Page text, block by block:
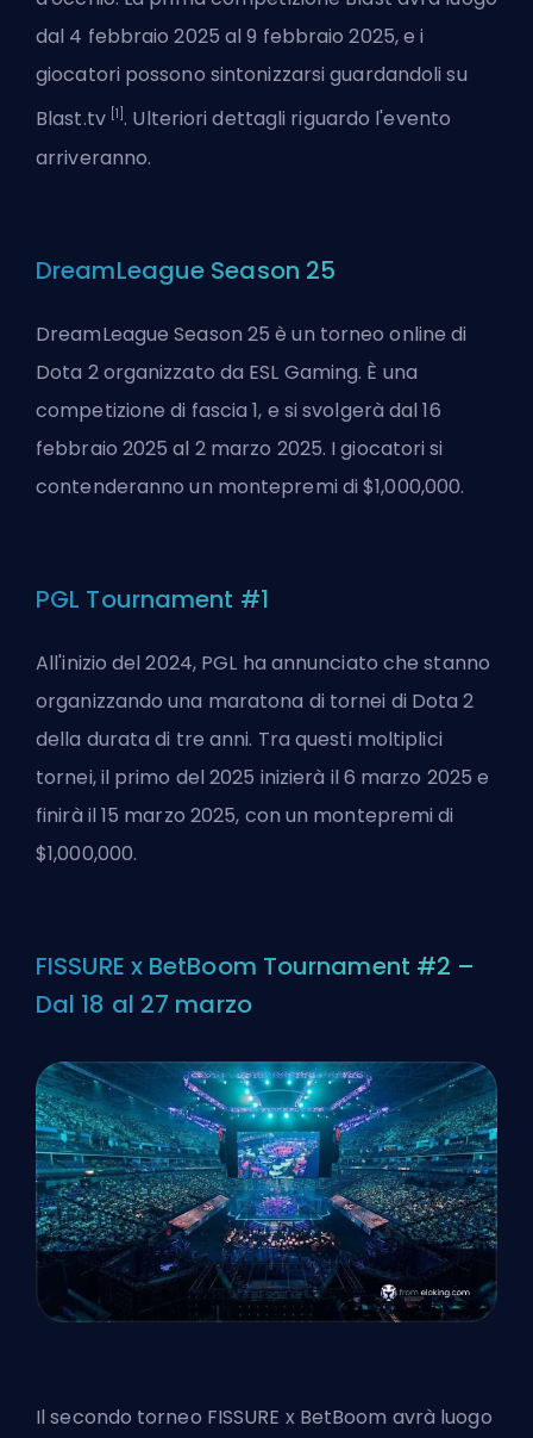
dal 4 febbraio 2025 al 9 febbraio 2025, e i
giocatori possono sintonizzarsi guardandoli su
Blast.tv [1] . Ulteriori dettagli riguardo l'evento
arriveranno.
DreamLeague Season 25
DreamLeague Season 25 è un torneo online di
Dota 2 organizzato da ESL Gaming. È una
competizione di fascia 1, e si svolgerà dal 16
febbraio 2025 al 2 marzo 2025. I giocatori si
contenderanno un montepremi di $1,000,000.
PGL Tournament #1
All'inizio del 2024, PGL ha annunciato che stanno
organizzando una maratona di tornei di Dota 2
della durata di tre anni. Tra questi moltiplici
tornei, il primo del 2025 inizierà il 6 marzo 2025 e
finirà il 15 marzo 2025, con un montepremi di
$1,000,000.
FISSURE x BetBoom Tournament #2 –
Dal 18 al 27 marzo
Il secondo torneo FISSURE x BetBoom avrà luogo